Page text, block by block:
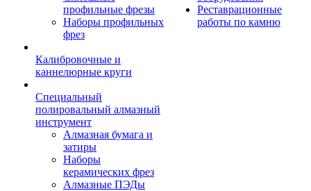
профильные фрезы
Наборы профильных
фрез
Калибровочные и
каннелюрные круги
Специальный
полировальный алмазный
инструмент
Алмазная бумага и
затиры
Наборы
керамических фрез
Алмазные ПЭДы
Реставрационные
работы по камню